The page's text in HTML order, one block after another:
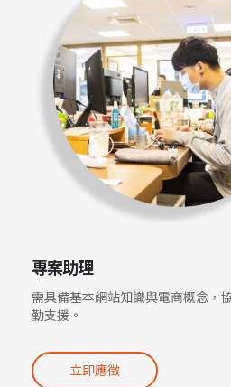
專案助理
需具備基本網站知識與電商概念，
勤支援。
立即應徵